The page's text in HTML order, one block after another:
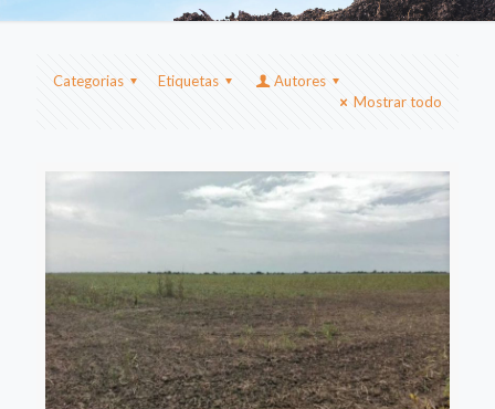
Categorias Etiquetas
Autores
Mostrar todo